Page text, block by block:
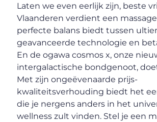
Laten we even eerlijk zijn, beste
Vlaanderen verdient een
perfecte balans biedt tussen
geavanceerde technologie en
En de ogawa cosmos x, onze
intergalactische bondgenoot,
Met zijn ongeëvenaarde prijs-
kwaliteitsverhouding biedt het
die je nergens anders in het
wellness zult vinden. Stel je een